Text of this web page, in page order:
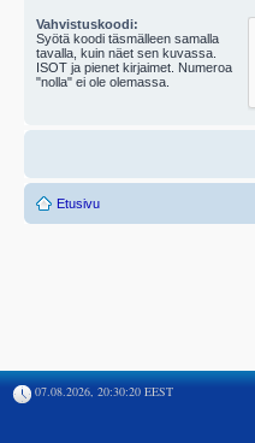
Vahvistuskoodi:
Syötä koodi täsmälleen samalla
tavalla, kuin näet sen kuvassa.
ISOT ja pienet kirjaimet. Numeroa
"nolla" ei ole olemassa.
Etusivu
07.08.2026, 20:30:20 EEST